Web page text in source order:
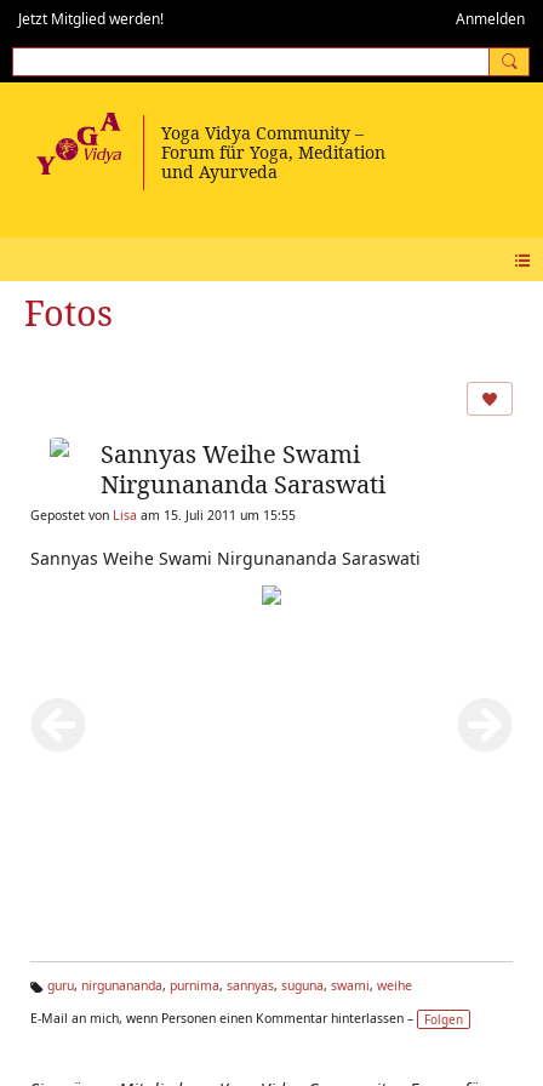
Jetzt Mitglied werden! Anmelden
Fotos
Sannyas Weihe Swami
Nirgunananda Saraswati
Gepostet von Lisa am 15. Juli 2011 um 15:55
Sannyas Weihe Swami Nirgunananda Saraswati
g
guru, nirgunananda, purnima, sannyas, suguna, swami, weihe
E-Mail an mich, wenn Personen einen Kommentar hinterlassen –
Folgen